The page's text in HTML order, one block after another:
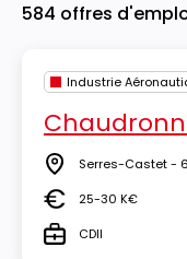
584 offres
Industrie
Lieu Serres-Castet -
Salaire25-30 K€
TypeCDII